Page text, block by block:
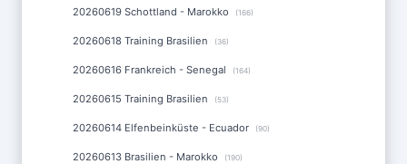
20260619 Schottland - Marokko (166)
20260618 Training Brasilien (36)
20260616 Frankreich - Senegal (164)
20260615 Training Brasilien (53)
20260614 Elfenbeinküste - Ecuador (90)
20260613 Brasilien - Marokko (190)